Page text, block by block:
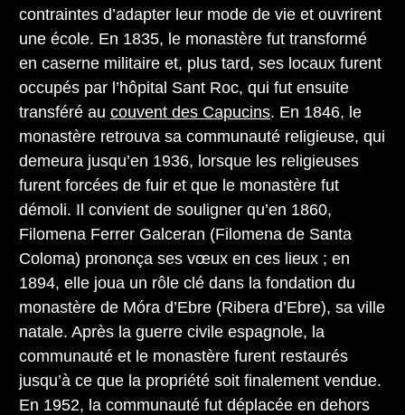
contraintes d’adapter leur mode de vie et ouvrirent
une école. En 1835, le monastère fut transformé
en caserne militaire et, plus tard, ses locaux furent
occupés par l’hôpital Sant Roc, qui fut ensuite
transféré au couvent des Capucins. En 1846, le
monastère retrouva sa communauté religieuse, qui
demeura jusqu’en 1936, lorsque les religieuses
furent forcées de fuir et que le monastère fut
démoli. Il convient de souligner qu’en 1860,
Filomena Ferrer Galceran (Filomena de Santa
Coloma) prononça ses vœux en ces lieux ; en
1894, elle joua un rôle clé dans la fondation du
monastère de Móra d’Ebre (Ribera d’Ebre), sa ville
natale. Après la guerre civile espagnole, la
communauté et le monastère furent restaurés
jusqu’à ce que la propriété soit finalement vendue.
En 1952, la communauté fut déplacée en dehors